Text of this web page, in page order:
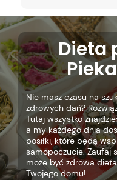
Dieta
Nie masz czasu na
zdrowych dań?
Tutaj wszystko
a my każdego dnia
posiłki, które będą
samopoczucie. Zaufaj
może być zdrowa
Twojego domu!